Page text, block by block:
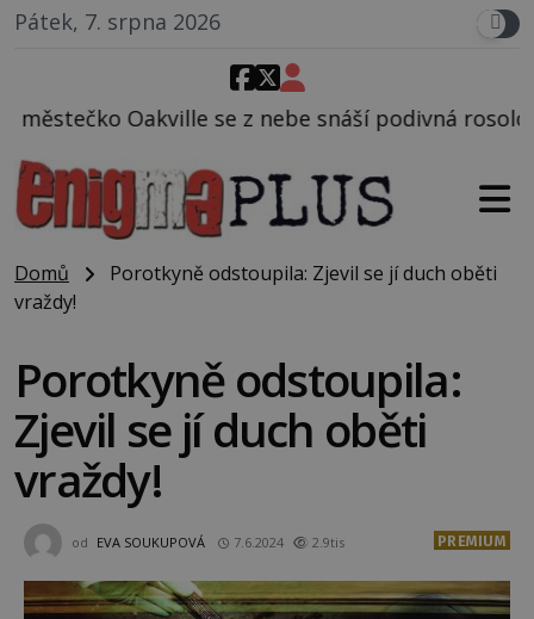
Pátek, 7. srpna 2026
nebe snáší podivná rosolovitá látka neznámého
Domů
Porotkyně odstoupila: Zjevil se jí duch oběti
vraždy!
Porotkyně odstoupila:
Zjevil se jí duch oběti
vraždy!
od EVA SOUKUPOVÁ 7.6.2024 2.9tis PREMIUM